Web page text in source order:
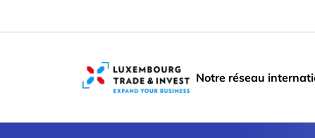
Notre réseau